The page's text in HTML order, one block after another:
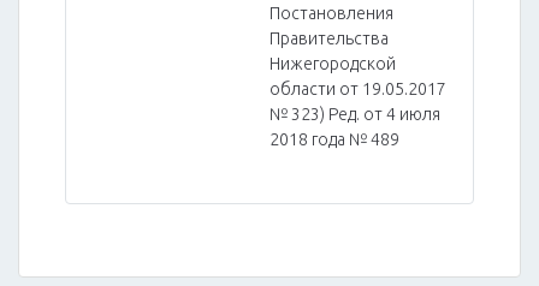
Постановления
Правительства
Нижегородской
области от 19.05.2017
№ 323) Ред. от 4 июля
2018 года № 489